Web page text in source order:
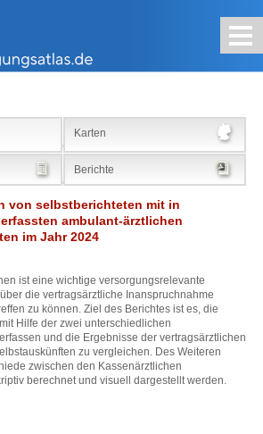
Suche
Karten
Berichte
von selbstberichteten mit in
ambulant-ärztlichen
im Jahr 2024
ist eine wichtige versorgungsrelevante
die vertragsärztliche Inanspruchnahme
zu können. Ziel des Berichtes ist es, die
Hilfe der zwei unterschiedlichen
und die Ergebnisse der vertragsärztlichen
zu vergleichen. Des Weiteren
zwischen den Kassenärztlichen
berechnet und visuell dargestellt werden.